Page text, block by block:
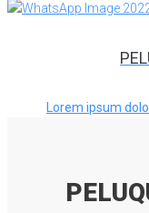
Lorem ipsum